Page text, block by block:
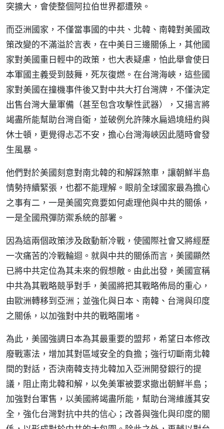
突擴大，會使整個阿拉伯世界都遭殃。
而亞洲國家，不僅當事國的中共、北韓、南韓對美國政
策改變的不滿溢於言表，在中美日三邊關係上，其他國
家對美國重日輕中的政策，也大表疑慮，怕此舉會使日
本軍國主義受到鼓舞，死灰復燃。在台灣海峽，這些國
家對美國在撞機事件後又對中共大打台灣牌，不僅決定
出售台灣大量軍備（甚至包含攻擊性武器），又揚言將
竭盡所能幫助台灣自衛，並破例允許陳水扁過境紐約與
休士頓，更覺得忐忑不安，擔心台灣海峽因此隨時會發
生風暴。
他們對於美國刻意對南北韓的和解踩煞車，讓朝鮮半島
情勢持續緊張，也都不能理解。眼前全球國家最為擔心
之事有二，一是美國究竟要如何處理他與中共的關係，
一是全國飛彈防禦系統的部署。
因為這兩個政策涉及啟動新冷戰，使國際社會又將經歷
一次痛苦的冷戰輪迴。就與中共的關係而言，美國顯然
已將中共定位為其未來的假想敵。由此出發，美國宣稱
中共為其戰略競爭對手，美國將把其戰略佈局的重心，
由歐洲轉移到亞洲；並強化與日本、南韓、台灣與印度
之關係，以加強對中共的戰略圍堵。
為此，美國強調日本為其最重要的盟邦，希望日本修改
廢戰憲法，增加其對區域安全的負擔；強行切斷南北韓
間的對話，否決南韓支持北韓加入亞洲開發銀行的提
議，阻止南北韓和解，以免美軍被要求撤出朝鮮半島；
加強對台軍售，以美國將竭盡所能，幫助台灣維護其安
全，強化台灣對抗中共的信心；改善與強化與印度的關